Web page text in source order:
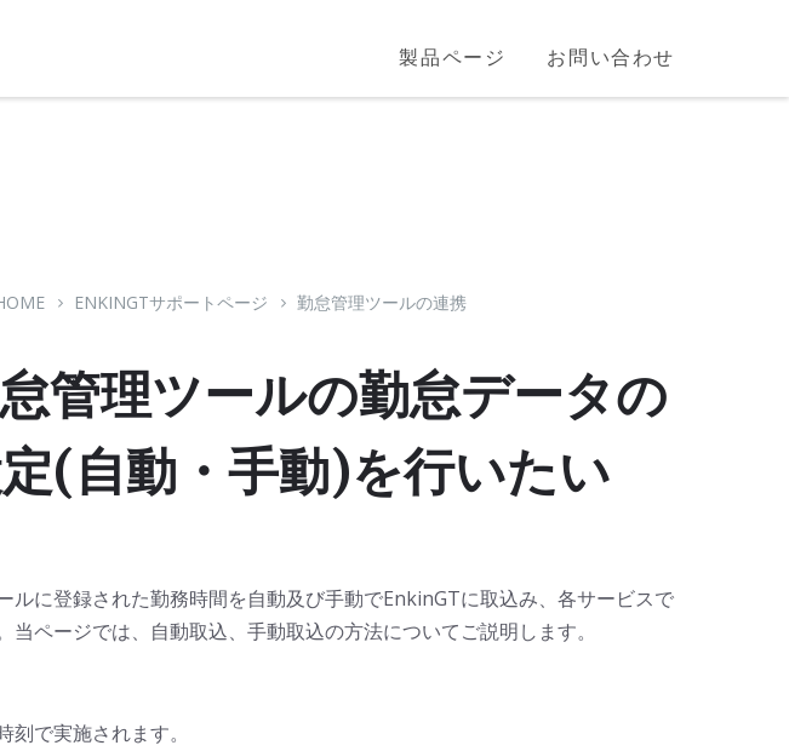
製品ページ お問い合わせ
ENKINGTサポートページ 勤怠管理ツールの連携
管理ツールの勤怠データの
(自動・手動)を行いたい
ルに登録された勤務時間を自動及び手動でEnkinGTに取込み、各サービスで
当ページでは、自動取込、手動取込の方法についてご説明します。
刻で実施されます。